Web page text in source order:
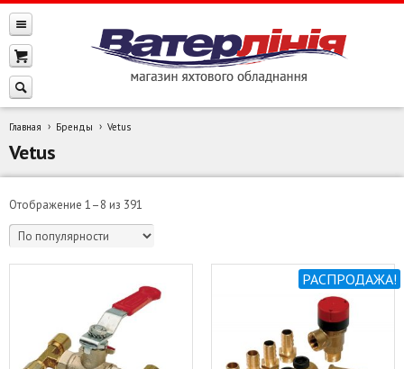
Главная Бренды Vetus
Vetus
Отображение 1–8 из 391
по
популярности
РАСПРОДАЖА!